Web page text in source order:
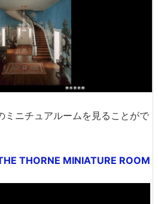
ミニチュアルームを見ることがで
THORNE MINIATURE ROOM